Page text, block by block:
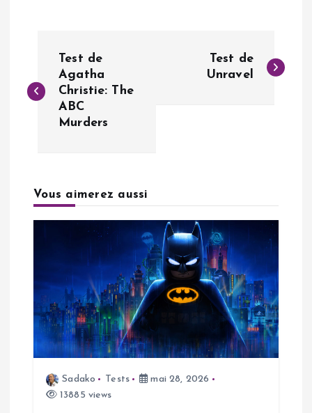
a
g
a
o
n
Test de
Agatha
Christie: The
ABC
Murders
Test de
Unravel
Vous aimerez aussi
Sadako Tests
mai 28, 2026
13885 views